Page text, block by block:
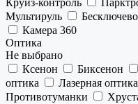
Круиз-контроль
Мультируль
Камера 360
Оптика
Не выбрано
Ксенон
Биксенон
оптика
Лазерная оптика
Противотуманки